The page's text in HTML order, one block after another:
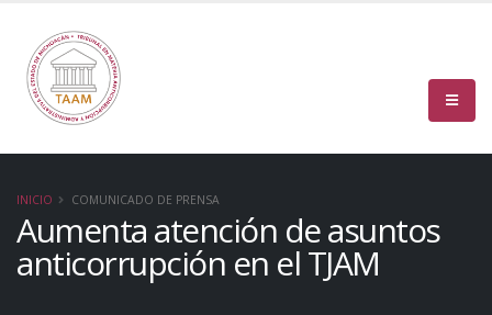
INICIO COMUNICADO DE PRENSA
Aumenta atención de asuntos
anticorrupción en el TJAM